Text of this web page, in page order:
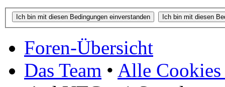
Foren-Übersicht
Das Team • Alle Cookies